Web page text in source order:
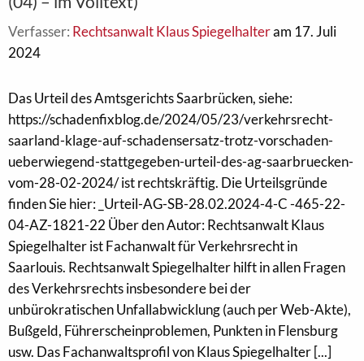
Verfasser: Rechtsanwalt Klaus Spiegelhalteram 17. Juli
2024
Das Urteil des Amtsgerichts Saarbrücken, siehe:
https://schadenfixblog.de/2024/05/23/verkehrsrecht-
saarland-klage-auf-schadensersatz-trotz-vorschaden-
ueberwiegend-stattgegeben-urteil-des-ag-saarbruecken-
vom-28-02-2024/ ist rechtskräftig. Die Urteilsgründe
finden Sie hier: _Urteil-AG-SB-28.02.2024-4-C -465-22-
04-AZ-1821-22 Über den Autor: Rechtsanwalt Klaus
Spiegelhalter ist Fachanwalt für Verkehrsrecht in
Saarlouis. Rechtsanwalt Spiegelhalter hilft in allen Fragen
des Verkehrsrechts insbesondere bei der
unbürokratischen Unfallabwicklung (auch per Web-Akte),
Bußgeld, Führerscheinproblemen, Punkten in Flensburg
usw. Das Fachanwaltsprofil von Klaus Spiegelhalter [...]